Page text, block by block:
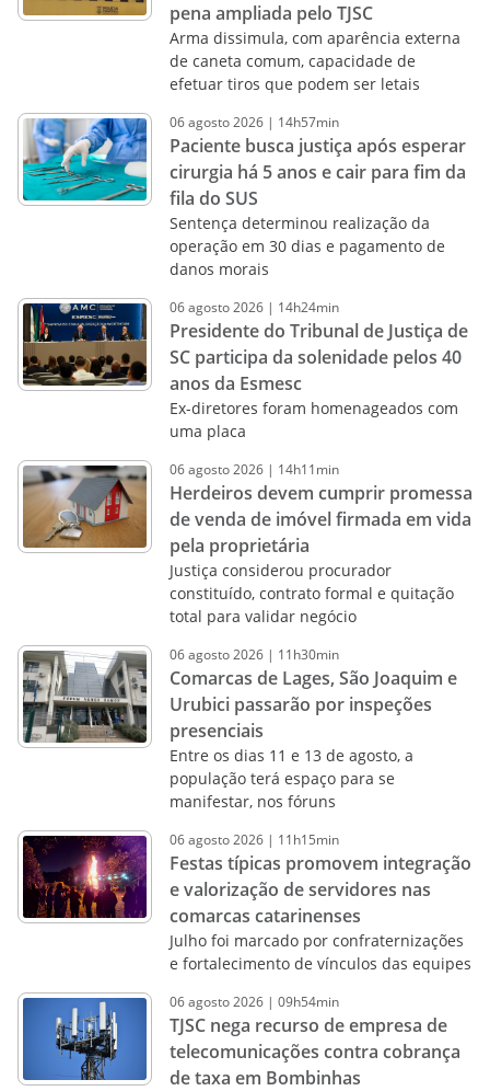
pena ampliada pelo TJSC
Arma dissimula, com aparência externa
de caneta comum, capacidade de
efetuar tiros que podem ser letais
06agosto2026 | 14h57min
Paciente busca justiça após esperar
cirurgia há 5 anos e cair para fim da
fila do SUS
Sentença determinou realização da
operação em 30 dias e pagamento de
danos morais
06agosto2026 | 14h24min
Presidente do Tribunal de Justiça de
SC participa da solenidade pelos 40
anos da Esmesc
Ex-diretores foram homenageados com
uma placa
06agosto2026 | 14h11min
Herdeiros devem cumprir promessa
de venda de imóvel firmada em vida
pela proprietária
Justiça considerou procurador
constituído, contrato formal e quitação
total para validar negócio
06agosto2026 | 11h30min
Comarcas de Lages, São Joaquim e
Urubici passarão por inspeções
presenciais
Entre os dias 11 e 13 de agosto, a
população terá espaço para se
manifestar, nos fóruns
06agosto2026 | 11h15min
Festas típicas promovem integração
e valorização de servidores nas
comarcas catarinenses
Julho foi marcado por confraternizações
e fortalecimento de vínculos das equipes
06agosto2026 | 09h54min
TJSC nega recurso de empresa de
telecomunicações contra cobrança
de taxa em Bombinhas